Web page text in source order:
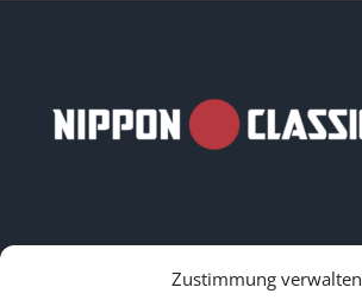
Zustimmung verwalten